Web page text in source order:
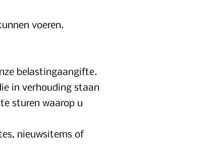
voeren.
belastingaangifte.
in verhouding staan
sturen waarop u
nieuwsitems of